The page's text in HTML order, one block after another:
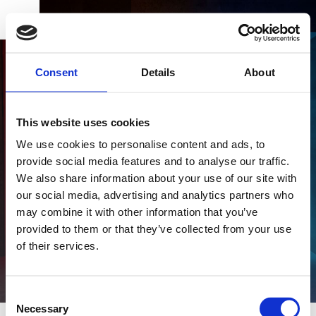
Consent Details About
This website uses cookies
We use cookies to personalise content and ads, to
provide social media features and to analyse our traffic.
We also share information about your use of our site with
our social media, advertising and analytics partners who
may combine it with other information that you’ve
provided to them or that they’ve collected from your use
of their services.
Selection
Necessary
BUCHEN DK EN DE
ERLEBEN SIE DAS ALSIK SPA
Begib dich auf eine Reise durch die Elemente der
nordischen Natur in unserer nordischen
Abteilung im 1. Stock.